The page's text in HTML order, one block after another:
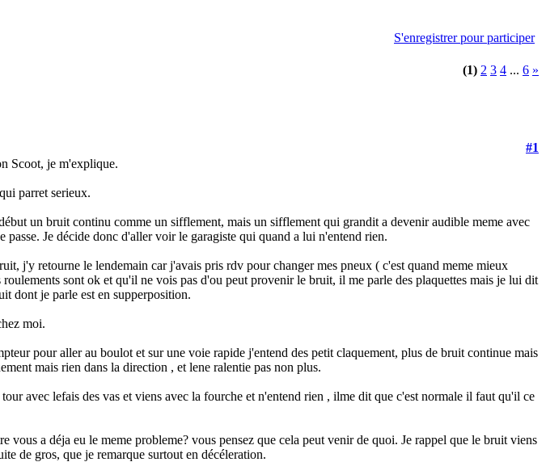
S'enregistrer pour participer
(1) 2 3 4 ... 6 »
#1
Scoot, je m'explique.
parret serieux.
un bruit continu comme un sifflement, mais un sifflement qui grandit a devenir audible meme avec
passe. Je décide donc d'aller voir le garagiste qui quand a lui n'entend rien.
j'y retourne le lendemain car j'avais pris rdv pour changer mes pneux ( c'est quand meme mieux
sont ok et qu'il ne vois pas d'ou peut provenir le bruit, il me parle des plaquettes mais je lui dit
dont je parle est en supperposition.
moi.
pour aller au boulot et sur une voie rapide j'entend des petit claquement, plus de bruit continue mais
mais rien dans la direction , et lene ralentie pas non plus.
avec lefais des vas et viens avec la fourche et n'entend rien , ilme dit que c'est normale il faut qu'il ce
vous a déja eu le meme probleme? vous pensez que cela peut venir de quoi. Je rappel que le bruit viens
de gros, que je remarque surtout en décéleration.